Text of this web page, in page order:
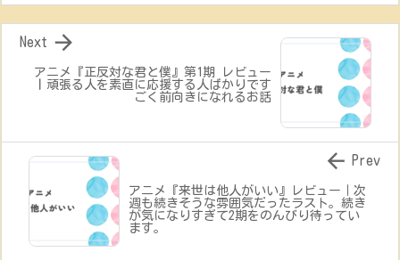
アニメ『正反対な君と僕』第1期 レビュー
丨頑張る人を素直に応援する人ばかりです
ごく前向きになれるお話

Next
アニメ『来世は他人がいい』レビュー｜次
週も続きそうな雰囲気だったラスト。続き
が気になりすぎて2期をのんびり待ってい
ます。
 Prev